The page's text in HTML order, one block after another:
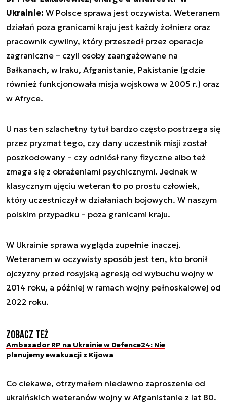
Ukrainie: W Polsce sprawa jest oczywista. Weteranem
działań poza granicami kraju jest każdy żołnierz oraz
pracownik cywilny, który przeszedł przez operacje
zagraniczne – czyli osoby zaangażowane na
Bałkanach, w Iraku, Afganistanie, Pakistanie (gdzie
również funkcjonowała misja wojskowa w 2005 r.) oraz
w Afryce.
U nas ten szlachetny tytuł bardzo często postrzega się
przez pryzmat tego, czy dany uczestnik misji został
poszkodowany – czy odniósł rany fizyczne albo też
zmaga się z obrażeniami psychicznymi. Jednak w
klasycznym ujęciu weteran to po prostu człowiek,
który uczestniczył w działaniach bojowych. W naszym
polskim przypadku – poza granicami kraju.
W Ukrainie sprawa wygląda zupełnie inaczej.
Weteranem w oczywisty sposób jest ten, kto bronił
ojczyzny przed rosyjską agresją od wybuchu wojny w
2014 roku, a później w ramach wojny pełnoskalowej od
2022 roku.
Zobacz też
Ambasador RP na Ukrainie w Defence24: Nie
planujemy ewakuacji z Kijowa
Co ciekawe, otrzymałem niedawno zaproszenie od
ukraińskich weteranów wojny w Afganistanie z lat 80.